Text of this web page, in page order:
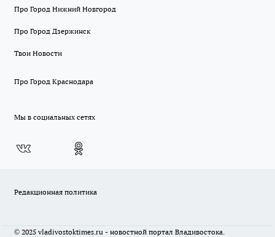
Про Город Нижний Новгород
Про Город Дзержинск
Твои Новости
Про Город Краснодара
Мы в социальных сетях
Редакционная политика
© 2025 vladivostoktimes.ru - новостной портал Владивостока.